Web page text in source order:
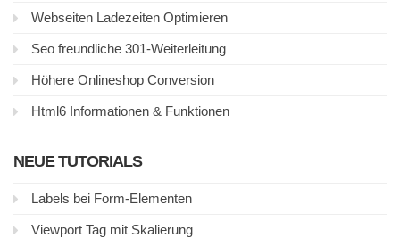
Webseiten Ladezeiten Optimieren
Seo freundliche 301-Weiterleitung
Höhere Onlineshop Conversion
Html6 Informationen & Funktionen
NEUE TUTORIALS
Labels bei Form-Elementen
Viewport Tag mit Skalierung